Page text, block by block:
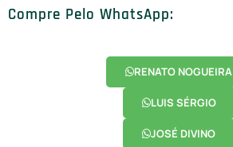
Compre Pelo WhatsApp:
RENATO NOGUEIRA
LUIS SÉRGIO
JOSÉ DIVINO